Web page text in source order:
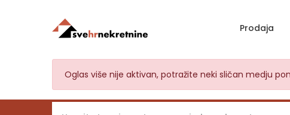
Prodaja
Oglas više nije aktivan, potražite neki sličan medju